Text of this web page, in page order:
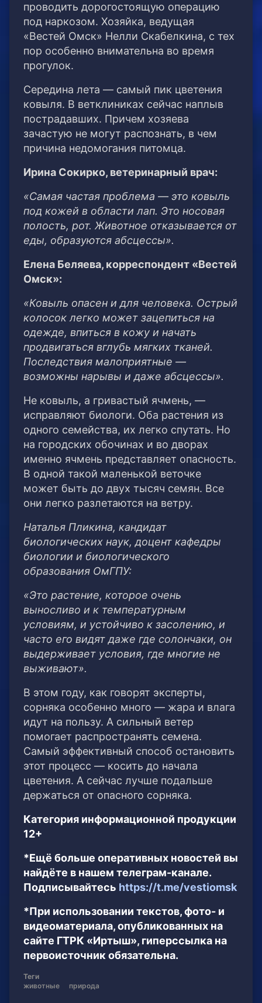
проводить дорогостоящую операцию
под наркозом. Хозяйка, ведущая
«Вестей Омск» Нелли Скабелкина, с тех
пор особенно внимательна во время
прогулок.
Середина лета — самый пик цветения
ковыля. В ветклиниках сейчас наплыв
пострадавших. Причем хозяева
зачастую не могут распознать, в чем
причина недомогания питомца.
Ирина Сокирко, ветеринарный врач:
«Самая частая проблема — это ковыль
под кожей в области лап. Это носовая
полость, рот. Животное отказывается от
еды, образуются абсцессы».
Елена Беляева, корреспондент «Вестей
Омск»:
«Ковыль опасен и для человека. Острый
колосок легко может зацепиться на
одежде, впиться в кожу и начать
продвигаться вглубь мягких тканей.
Последствия малоприятные —
возможны нарывы и даже абсцессы».
Не ковыль, а гривастый ячмень, —
исправляют биологи. Оба растения из
одного семейства, их легко спутать. Но
на городских обочинах и во дворах
именно ячмень представляет опасность.
В одной такой маленькой веточке
может быть до двух тысяч семян. Все
они легко разлетаются на ветру.
Наталья Пликина, кандидат
биологических наук, доцент кафедры
биологии и биологического
образования ОмГПУ:
«Это растение, которое очень
выносливо и к температурным
условиям, и устойчиво к засолению, и
часто его видят даже где солончаки, он
выдерживает условия, где многие не
выживают».
В этом году, как говорят эксперты,
сорняка особенно много — жара и влага
идут на пользу. А сильный ветер
помогает распространять семена.
Самый эффективный способ остановить
этот процесс — косить до начала
цветения. А сейчас лучше подальше
держаться от опасного сорняка.
Категория информационной продукции
12+
*Ещё больше оперативных новостей вы
найдёте в нашем телеграм-канале.
Подписывайтесь https://t.me/vestiomsk
*При использовании текстов, фото- и
видеоматериала, опубликованных на
сайте ГТРК «Иртыш», гиперссылка на
первоисточник обязательна.
Теги
животные
природа